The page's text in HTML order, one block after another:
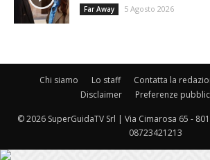
Far Away 5 Agosto 2026
Chi siamo Lo staff Contatta la
Disclaimer
Preferenze
© 2026 SuperGuidaTV Srl | Via Cimarosa 65 -
08723421213